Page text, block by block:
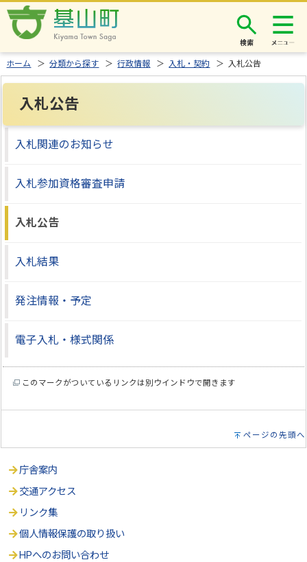
検索
ホーム ＞分類から探す ＞行政情報 ＞ 入札・契約 ＞ 入札公告
入札公告
入札関連のお知らせ
入札参加資格審査申請
入札公告
入札結果
発注情報・予定
電子入札・様式関係
このマークがついているリンクは別ウインドウで開きます
ページの先頭へ
庁舎案内
交通アクセス
リンク集
個人情報保護の取り扱い
HPへのお問い合わせ